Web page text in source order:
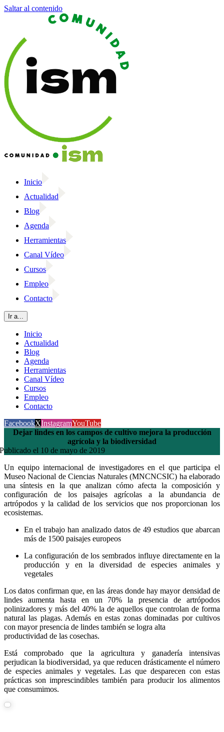
Saltar al contenido
Inicio
Actualidad
Blog
Agenda
Herramientas
Canal Vídeo
Cursos
Empleo
Contacto
Ir a...
Inicio
Actualidad
Blog
Agenda
Herramientas
Canal Vídeo
Cursos
Empleo
Contacto
FacebookXInstagramYouTube
Dejar lindes en los campos de cultivo mejora la producción
agrícola y la biodiversidad
Publicado el 10 de mayo de 2019
Un equipo internacional de investigadores en el que participa el
Museo Nacional de Ciencias Naturales (MNCNCSIC) ha elaborado
una síntesis en la que analizan cómo afecta la composición y
configuración de los paisajes agrícolas a la abundancia de
artrópodos y la calidad de los servicios que nos proporcionan los
ecosistemas.
En el trabajo han analizado datos de 49 estudios que abarcan
más de 1500 paisajes europeos
La configuración de los sembrados influye directamente en la
producción y en la diversidad de especies animales y
vegetales
Los datos confirman que, en las áreas donde hay mayor densidad de
lindes aumenta hasta en un 70% la presencia de artrópodos
polinizadores y más del 40% la de aquellos que controlan de forma
natural las plagas. Además en estas zonas dominadas por cultivos
con mayor presencia de lindes también se logra alta
productividad de las cosechas.
Está comprobado que la agricultura y ganadería intensivas
perjudican la biodiversidad, ya que reducen drásticamente el número
de especies animales y vegetales. Las que desparecen con estas
prácticas son imprescindibles también para producir los alimentos
que consumimos.